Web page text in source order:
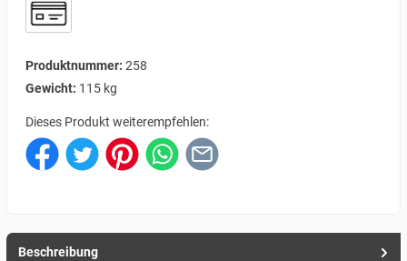
Produktnummer: 258
Gewicht: 115 kg
Dieses Produkt weiterempfehlen:
Beschreibung